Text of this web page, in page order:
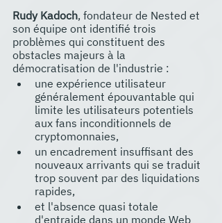
Rudy Kadoch, fondateur de Nested et
son équipe ont identifié trois
problèmes qui constituent des
obstacles majeurs à la
démocratisation de l'industrie :
une expérience utilisateur
généralement épouvantable qui
limite les utilisateurs potentiels
aux fans inconditionnels de
cryptomonnaies,
un encadrement insuffisant des
nouveaux arrivants qui se traduit
trop souvent par des liquidations
rapides,
et l'absence quasi totale
d'entraide dans un monde Web